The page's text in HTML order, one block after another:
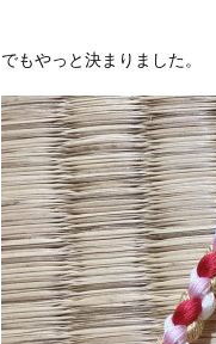
でもやっと決まりました。